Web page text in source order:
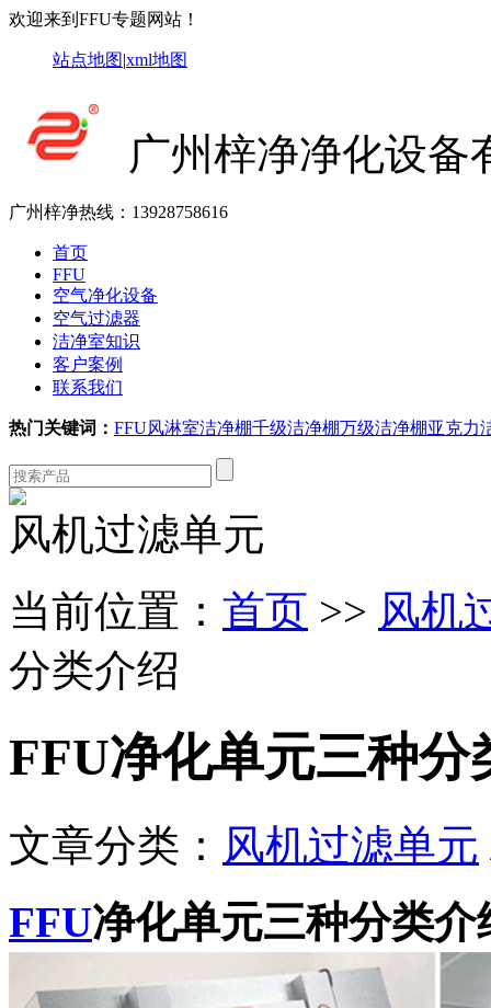
欢迎来到FFU专题网站！
站点地图|xml地图
广州梓净净化设备
广州梓净热线： 13928758616
首页
FFU
空气净化设备
空气过滤器
洁净室知识
客户案例
联系我们
热门关键词： FFU风淋室洁净棚千级洁净棚万级洁净棚亚克力
风机过滤单元
当前位置： 首页 >> 风机
分类介绍
FFU净化单元三种分
文章分类： 风机过滤单元
FFU净化单元三种分类介